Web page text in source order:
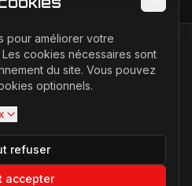
Ferrari. F1, nouveaux
pour améliorer votre
cookies nécessaires sont
du site. Vous pouvez
optionnels.
refuser
accepter